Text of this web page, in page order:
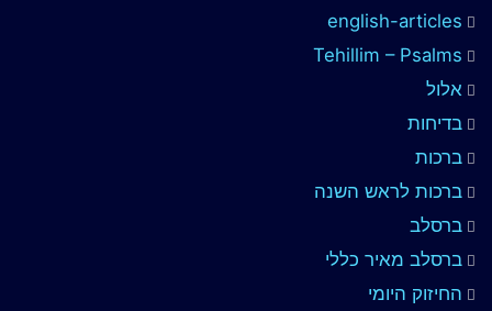
english-articles
Tehillim – Psalms
אלול
בדיחות
ברכות
ברכות לראש השנה
ברסלב
ברסלב מאיר כללי
החיזוק היומי